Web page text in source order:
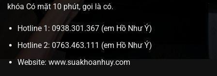
khóa Có mặt 10 phút, gọi là có.
Hotline 1: 0938.301.367 (em Hồ Như Ý)
Hotline 2: 0763.463.111 (em Hồ Như Ý)
Website: www.suakhoanhuy.com